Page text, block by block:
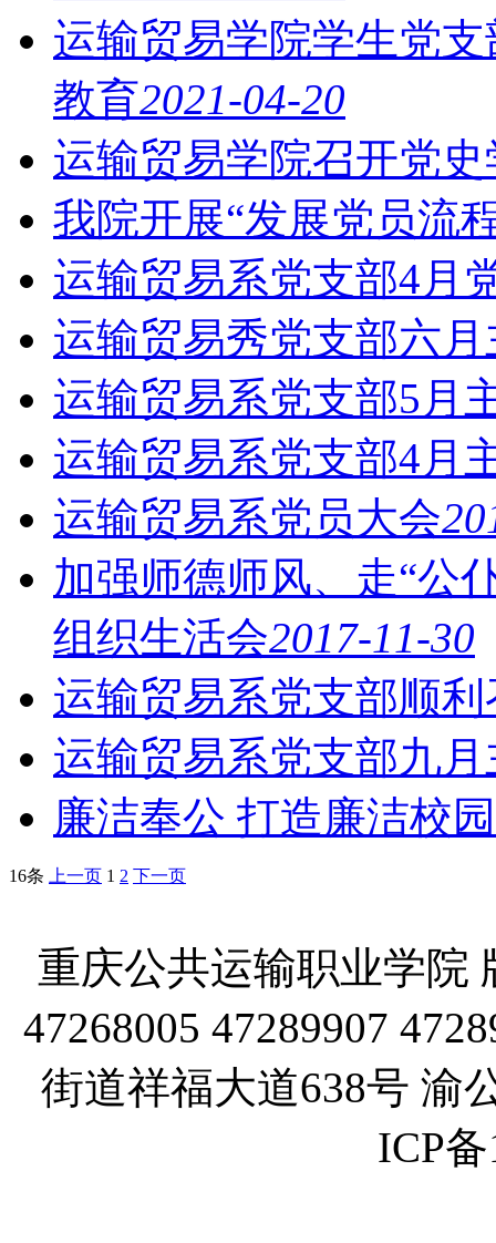
运输贸易学院学生党
教育2021-04-20
运输贸易学院召开党
我院开展“发展党员流
运输贸易系党支部4月
运输贸易秀党支部六
运输贸易系党支部5月
运输贸易系党支部4月
运输贸易系党员大会
加强师德师风、走“
组织生活会2017-11-30
运输贸易系党支部顺
运输贸易系党支部九
廉洁奉公 打造廉洁校园
16条 上一页 1 2 下一页
重庆公共运输职业学院
47268005 47289907
街道祥福大道638号 渝
ICP